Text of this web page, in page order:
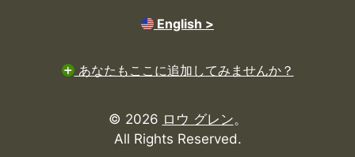
English >
あなたもここに追加してみませんか？
© 2026 ロウ グレン。
All Rights Reserved.